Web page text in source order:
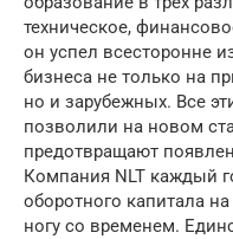
техническое,
он успел всесторонне
бизнеса не только на
но и зарубежных. Все
позволили на новом
предотвращают
Компания NLT каждый
оборотного капитала на
ногу со временем.